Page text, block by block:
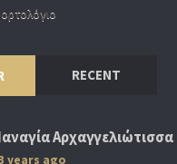
RECENT
Αρχαγγελιώτισσα
years ago